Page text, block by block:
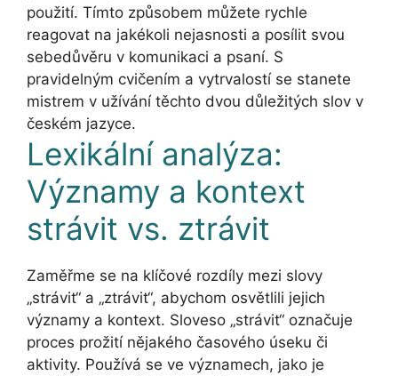
použití. Tímto způsobem můžete rychle
reagovat na jakékoli nejasnosti a posílit svou
sebedůvěru v komunikaci a psaní. S
pravidelným cvičením a vytrvalostí se stanete
mistrem v užívání těchto dvou důležitých slov v
českém jazyce.
Lexikální analýza:
Významy a kontext
strávit vs. ztrávit
Zaměřme se na klíčové rozdíly mezi slovy
„strávit“ a „ztrávit“, abychom osvětlili jejich
významy a kontext. Sloveso „strávit“ označuje
proces prožití nějakého časového úseku či
aktivity. Používá se ve významech, jako je